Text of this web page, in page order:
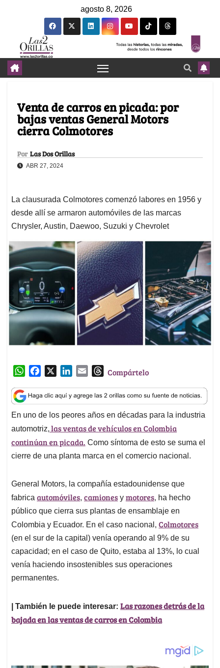
agosto 8, 2026
Venta de carros en picada: por
bajas ventas General Motors
cierra Colmotores
Por Las Dos Orillas
ABR 27, 2024
La clausurada Colmotores comenzó labores en 1956 y
desde allí se armaron automóviles de las marcas
Chrysler, Austin, Daewoo, Suzuki y Chevrolet
W
a
t
s
A
p
p
c
e
b
o
o
k
n
k
e
d
I
n
a
i
l
T
r
e
a
d
s
Compártelo
En uno de los peores años en décadas para la industria
automotriz, las ventas de vehículos en Colombia
continúan en picada. Como síntoma de esto se suma el
cierre de una planta marca en el comercio nacional.
General Motors, la compañía estadounidense que
fabrica automóviles, camiones y motores, ha hecho
público que cierra sus plantas de ensamblaje en
Colombia y Ecuador. En el caso nacional, Colmotores
(en el sur de la capital) venía operando al 9% de su
capacidad; en el caso de Quito, estaba al 13%, lo cual
venía haciendo insostenibles sus operaciones
permanentes.
| También le puede interesar: Las razones detrás de la
bajada en las ventas de carros en Colombia